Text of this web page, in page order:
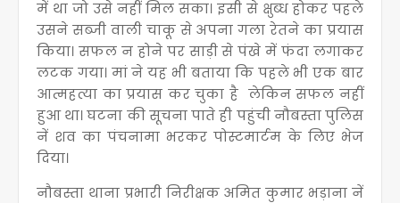
में था जो उसे नहीं मिल सका। इसी से क्षुब्ध होकर पहले
उसने सब्जी वाली चाकू से अपना गला रेतने का प्रयास
किया। सफल न होने पर साड़ी से पंखे में फंदा लगाकर
लटक गया। मां ने यह भी बताया कि पहले भी एक बार
आत्महत्या का प्रयास कर चुका है लेकिन सफल नहीं
हुआ था। घटना की सूचना पाते ही पहुंची नौबस्ता पुलिस
नें शव का पंचनामा भरकर पोस्टमार्टम के लिए भेज
दिया।
नौबस्ता थाना प्रभारी निरीक्षक अमित कुमार भड़ाना नें